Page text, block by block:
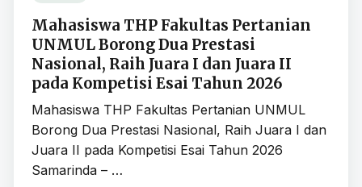
Mahasiswa THP Fakultas Pertanian
UNMUL Borong Dua Prestasi
Nasional, Raih Juara I dan Juara II
pada Kompetisi Esai Tahun 2026
Mahasiswa THP Fakultas Pertanian UNMUL
Borong Dua Prestasi Nasional, Raih Juara I dan
Juara II pada Kompetisi Esai Tahun 2026
Samarinda – …